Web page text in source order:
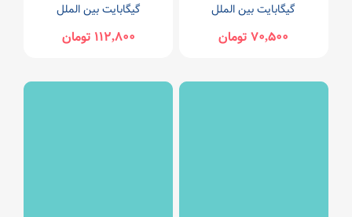
گیگابایت بین الملل
70,500 تومان
گیگابایت بین الملل
112,800 تومان